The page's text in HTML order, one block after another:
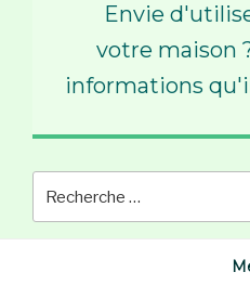
Envie
votre maison
informations